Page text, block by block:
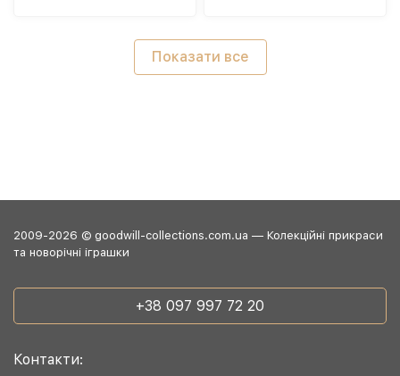
Показати все
2009-2026 © goodwill-collections.com.ua — Колекційні прикраси
та новорічні іграшки
+38 097 997 72 20
Контакти: